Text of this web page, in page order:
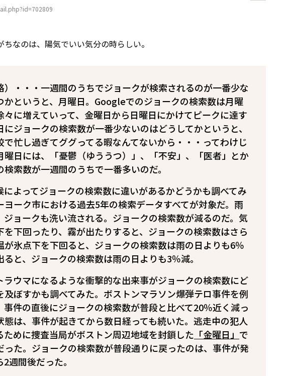
なのは、陽気でいい気分の時らしい。
）・・・一週間のうちでジョークが検索されるのが一番少な
かというと、月曜日。Googleでのジョークの検索数は月曜
々に増えていって、金曜日から日曜日にかけてピークに達す
にジョークの検索数が一番少ないのはどうしてかというと、
で忙し過ぎてググってる暇なんてないから・・・ってわけじ
曜日には、「憂鬱（ゆううつ）」、「不安」、「医者」とか
検索数が一週間のうちで一番多いのだ。
によってジョークの検索数に違いがあるかどうかも調べてみ
ヨーク市における過去5年の検索データすべてが対象だ。雨
ジョークも洗い流される。ジョークの検索数が減るのだ。気
を下回ったり、霧が出たりすると、ジョークの検索数はさら
温が氷点下を下回ると、ジョークの検索数は雨の日よりも6％
と、ジョークの検索数は雨の日よりも3％減――。
ラウマになるような衝撃的な出来事がジョークの検索数にど
及ぼすかも調べてみた。ボストンマラソン爆弾テロ事件を例
事件の直後にジョークの検索数が普段と比べて20％近く減っ
態は、事件が起きてから数日経っても続いた。逃走中の犯人
ために捜査当局がボストン周辺地域を封鎖した 「金曜日」 で
った。ジョークの検索数が普段通りに戻ったのは、事件が発
週間後だった。